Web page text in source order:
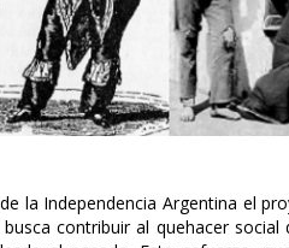
la Independencia Argentina el
contribuir al quehacer